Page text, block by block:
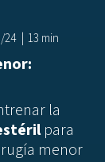
24 13 min
la
para
menor